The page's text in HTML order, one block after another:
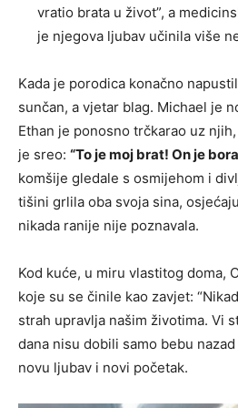
vratio brata u život”, a
je njegova ljubav učinila više
Kada je porodica konačno
sunčan, a vjetar blag. Michael je
Ethan je ponosno trčkarao uz
je sreo: “To je moj brat! On je
komšije gledale s osmijehom i
tišini grlila oba svoja sina,
nikada ranije nije poznavala.
Kod kuće, u miru vlastitog doma,
koje su se činile kao zavjet:
strah upravlja našim životima. Vi
dana nisu dobili samo bebu
novu ljubav i novi početak.